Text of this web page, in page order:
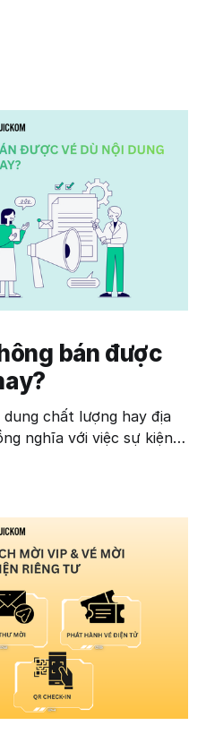
bán được
chất lượng hay địa
nghĩa với việc sự kiện
đăng ký thấp hoặc